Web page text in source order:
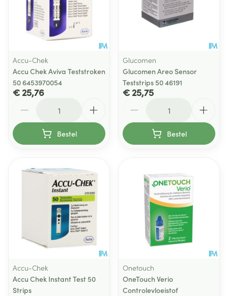
Accu-Chek
Accu Chek Aviva Teststroken
50 6453970054
€ 25,76
Bestel
Glucomen
Glucomen Areo Sensor
Teststrips 50 46191
€ 25,75
Bestel
Accu-Chek
Accu Chek Instant Test 50
Strips
Onetouch
OneTouch Verio
Controlevloeistof